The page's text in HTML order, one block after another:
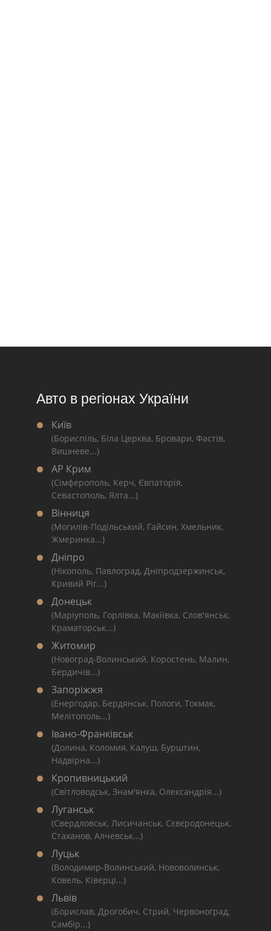
Авто в регіонах України
Київ
(Бориспіль, Біла Церква, Бровари, Фастів,
Вишневе...)
АР Крим
(Сімферополь, Керч, Євпаторія,
Севастополь, Ялта...)
Вінниця
(Могилів-Подільський, Гайсин, Хмельник,
Жмеринка...)
Дніпро
(Нікополь, Павлоград, Дніпродзержинськ,
Кривий Ріг...)
Донецьк
(Маріуполь, Горлівка, Макіївка, Слов'янськ,
Краматорськ...)
Житомир
(Новоград-Волинський, Коростень, Малин,
Бердичів...)
Запоріжжя
(Енергодар, Бердянськ, Пологи, Токмак,
Мелітополь...)
Івано-Франківськ
(Долина, Коломия, Калуш, Бурштин,
Надвірна...)
Кропивницький
(Світловодськ, Знам'янка, Олександрія...)
Луганськ
(Свердловськ, Лисичанськ, Сєвєродонецьк,
Стаханов, Алчевськ...)
Луцьк
(Володимир-Волинський, Нововолинськ,
Ковель, Ківерці...)
Львів
(Борислав, Дрогобич, Стрий, Червоноград,
Самбір...)